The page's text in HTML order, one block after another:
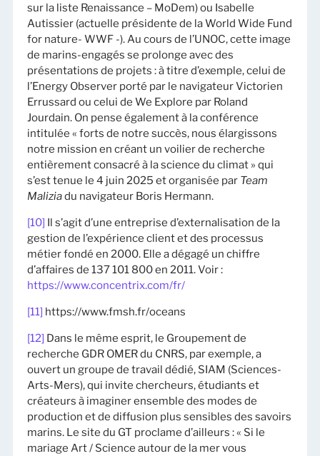
sur la liste Renaissance – MoDem) ou Isabelle
Autissier (actuelle présidente de la World Wide Fund
for nature- WWF -). Au cours de l’UNOC, cette image
de marins-engagés se prolonge avec des
présentations de projets : à titre d’exemple, celui de
l’Energy Observer porté par le navigateur Victorien
Errussard ou celui de We Explore par Roland
Jourdain. On pense également à la conférence
intitulée « forts de notre succès, nous élargissons
notre mission en créant un voilier de recherche
entièrement consacré à la science du climat » qui
s’est tenue le 4 juin 2025 et organisée par Team
Maliziadu navigateur Boris Hermann.
[10] Il s’agit d’une entreprise d’externalisation de la
gestion de l’expérience client et des processus
métier fondé en 2000. Elle a dégagé un chiffre
d’affaires de 137 101 800 en 2011. Voir :
https://www.concentrix.com/fr/
[11] https://www.fmsh.fr/oceans
[12] Dans le même esprit, le Groupement de
recherche GDR OMER du CNRS, par exemple, a
ouvert un groupe de travail dédié, SIAM (Sciences-
Arts-Mers), qui invite chercheurs, étudiants et
créateurs à imaginer ensemble des modes de
production et de diffusion plus sensibles des savoirs
marins. Le site du GT proclame d’ailleurs : « Si le
mariage Art / Science autour de la mer vous